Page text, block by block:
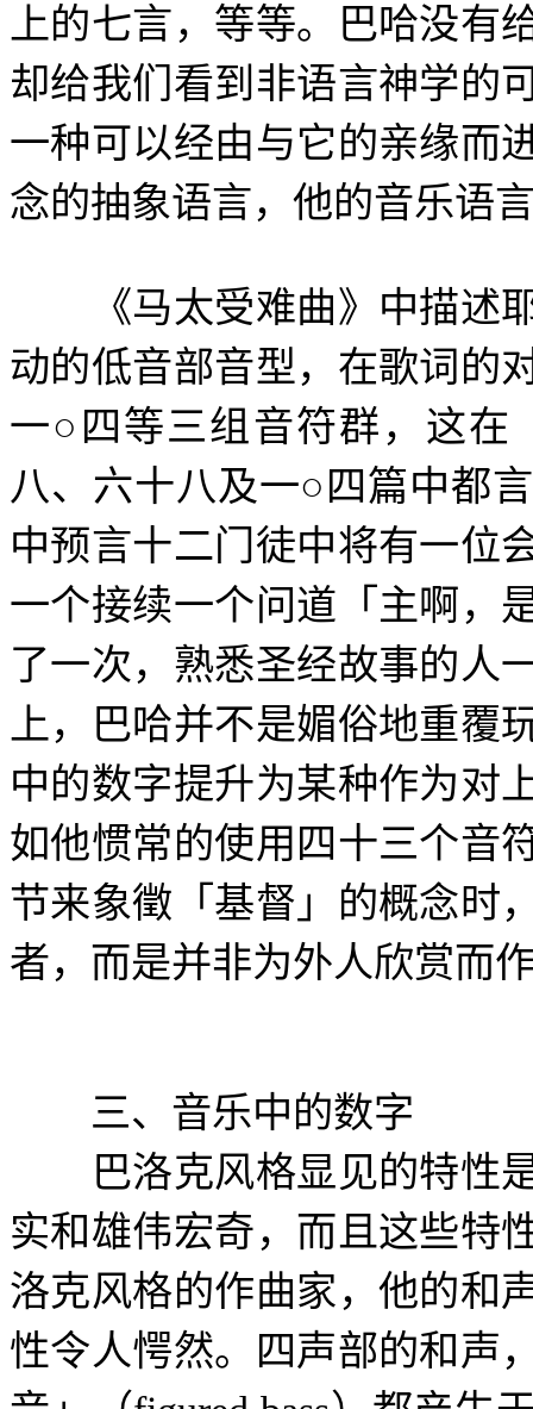
上的七言，等等。巴哈没有
却给我们看到非语言神学的
一种可以经由与它的亲缘而
念的抽象语言，他的音乐语
《马太受难曲》中描述耶
动的低音部音型，在歌词的
一○ 四等三组音符群，这
八、六十八及一○ 四篇中都
中预言十二门徒中将有一位
一个接续一个问道「主啊，
了一次，熟悉圣经故事的人
上，巴哈并不是媚俗地重覆
中的数字提升为某种作为对
如他惯常的使用四十三个音
节来象徵「基督」的概念时
者，而是并非为外人欣赏而
三、音乐中的数字
巴洛克风格显见的特性是
实和雄伟宏奇，而且这些特
洛克风格的作曲家，他的和
性令人愕然。四声部的和声